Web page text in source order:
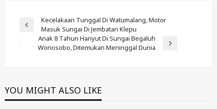
Post
Navigation
Previous
Kecelakaan Tunggal Di Watumalang, Motor
Masuk Sungai Di Jembatan Klepu
Next
Anak 8 Tahun Hanyut Di Sungai Begaluh
Wonosobo, Ditemukan Meninggal Dunia
YOU MIGHT ALSO LIKE